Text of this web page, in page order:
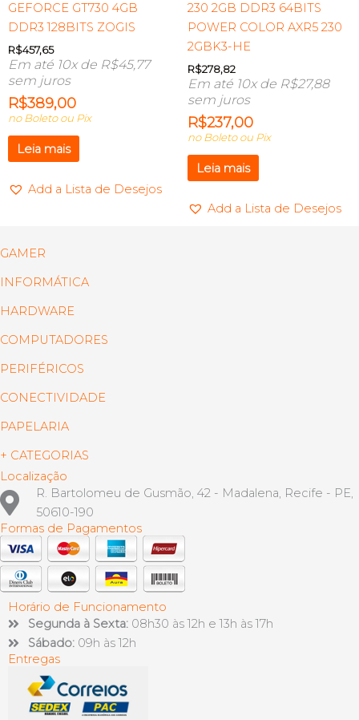
GEFORCE GT730 4GB
DDR3 128BITS ZOGIS
R$457,65
Em até 10x de R$45,77
sem juros
R$389,00
no Boleto ou Pix
Leia mais
Add a Lista de Desejos
230 2GB DDR3 64BITS
POWER COLOR AXR5 230
2GBK3-HE
R$278,82
Em até 10x de R$27,88
sem juros
R$237,00
no Boleto ou Pix
Leia mais
Add a Lista de Desejos
GAMER
INFORMÁTICA
HARDWARE
COMPUTADORES
PERIFÉRICOS
CONECTIVIDADE
PAPELARIA
+ CATEGORIAS
Localização
R. Bartolomeu de Gusmão, 42 - Madalena, Recife - PE,
50610-190
Formas de Pagamentos
Horário de Funcionamento
Segunda à Sexta: 08h30 às 12h e 13h às 17h
Sábado: 09h às 12h
Entregas